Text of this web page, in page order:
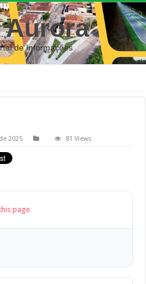
Aurora
de Informações
2025 81 Views
page